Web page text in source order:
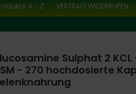
A - Z VERTRAG WIDERRUFEN
Sulphat 2
- 270 hochdosierte